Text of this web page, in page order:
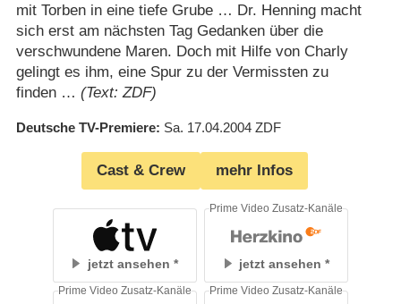
mit Torben in eine tiefe Grube … Dr. Henning macht
sich erst am nächsten Tag Gedanken über die
verschwundene Maren. Doch mit Hilfe von Charly
gelingt es ihm, eine Spur zu der Vermissten zu
finden … (Text: ZDF)
Deutsche TV-Premiere Sa. 17.04.2004 ZDF
Cast & Crew mehr Infos
jetzt ansehen jetzt ansehen
Prime Video Zusatz-Kanäle
Prime Video Zusatz-Kanäle Prime Video Zusatz-Kanäle